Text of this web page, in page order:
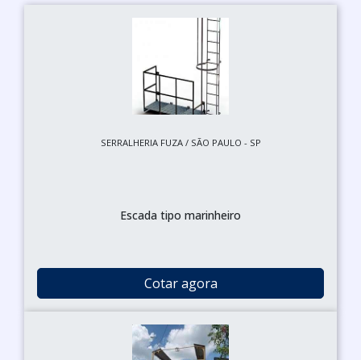
SERRALHERIA FUZA / SÃO PAULO - SP
Escada tipo marinheiro
Cotar agora